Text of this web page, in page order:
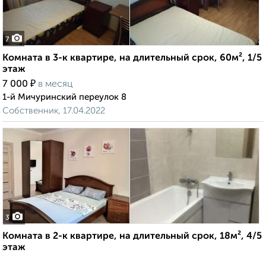
7
Комната в 3-к квартире, на длительный срок, 60м², 1/5
этаж
7 000 ₽ в месяц
1-й Мичуринский переулок 8
Собственник, 17.04.2022
3
Комната в 2-к квартире, на длительный срок, 18м², 4/5
этаж